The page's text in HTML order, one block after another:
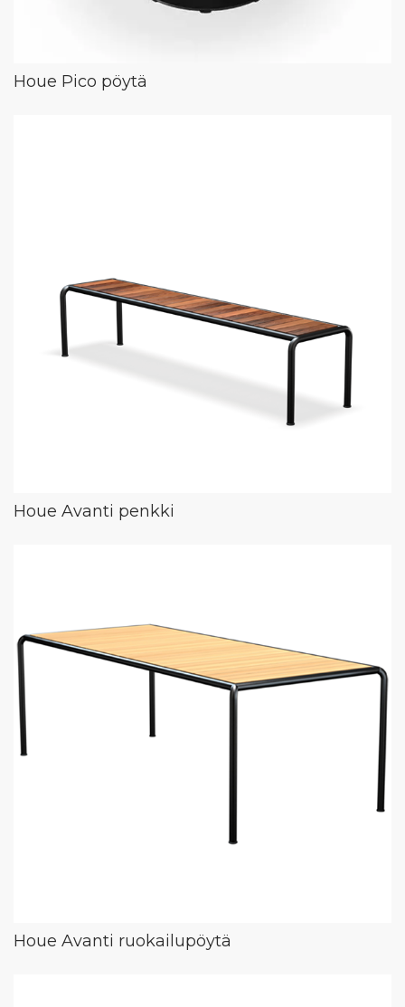
Houe Pico pöytä
Houe Avanti penkki
Houe Avanti ruokailupöytä